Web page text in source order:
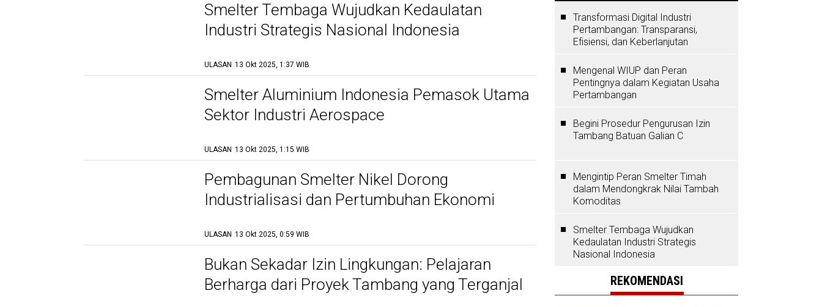
Smelter Tembaga Wujudkan Kedaulatan
Industri Strategis Nasional Indonesia
ULASAN 13 Okt 2025, 1:37 WIB
Smelter Aluminium Indonesia Pemasok Utama
Sektor Industri Aerospace
ULASAN 13 Okt 2025, 1:15 WIB
Pembagunan Smelter Nikel Dorong
Industrialisasi dan Pertumbuhan Ekonomi
ULASAN 13 Okt 2025, 0:59 WIB
Bukan Sekadar Izin Lingkungan: Pelajaran
Berharga dari Proyek Tambang yang Terganjal
Transformasi Digital Industri
Pertambangan: Transparansi,
Efisiensi, dan Keberlanjutan
Mengenal WIUP dan Peran
Pentingnya dalam Kegiatan Usaha
Pertambangan
Begini Prosedur Pengurusan Izin
Tambang Batuan Galian C
Mengintip Peran Smelter Timah
dalam Mendongkrak Nilai Tambah
Komoditas
Smelter Tembaga Wujudkan
Kedaulatan Industri Strategis
Nasional Indonesia
REKOMENDASI